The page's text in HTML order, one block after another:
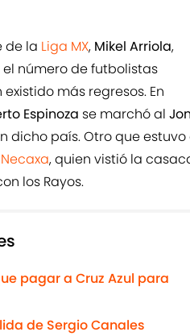
de la Liga MX, Mikel Arriola,
número de futbolistas
más regresos. En
Espinoza se marchó al
dicho país. Otro que estuvo
Necaxa, quien vistió la
los Rayos.
pagar a Cruz Azul para
de Sergio Canales